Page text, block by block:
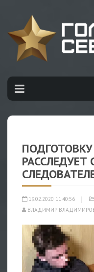
РАССЛЕДУЕТ
19.02.2020 11:40:56
ВЛАДИМИР